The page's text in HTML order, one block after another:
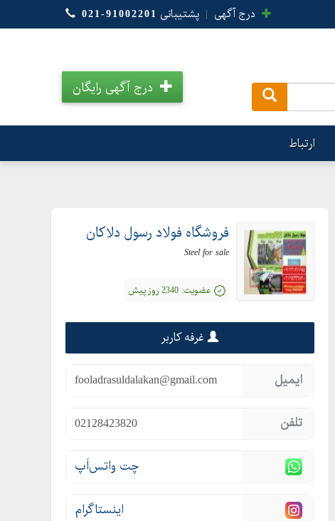
درج آگهی | پشتیبانی 021-91002201
درج آگهی رایگان
ارتباط
فروشگاه فولاد رسول دلاکان
Steel for sale
عضویت: 2340 روز پیش
غرفه کاربر
ایمیل fooladrasuldalakan@gmail.com
تلفن 02128423820
چت واتس‌اَپ
اینستاگرام